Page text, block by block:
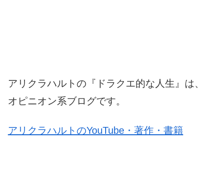
アリクラハルトの『ドラクエ的な人生』は、
オピニオン系ブログです。
アリクラハルトのYouTube・著作・書籍